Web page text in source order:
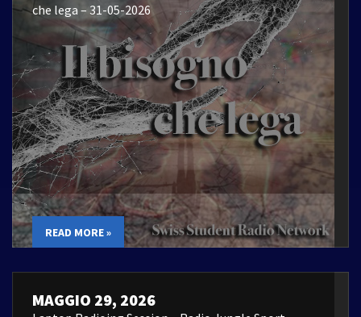
che lega – 31-05-2026
READ MORE »
MAGGIO 29, 2026